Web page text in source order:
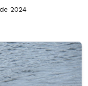
2024